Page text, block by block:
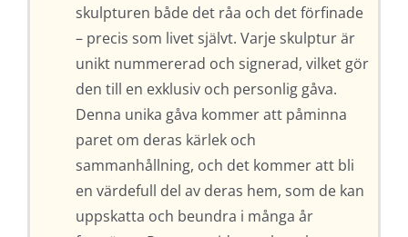
skulpturen både det råa och det förfinade
– precis som livet självt. Varje skulptur är
unikt nummererad och signerad, vilket gör
den till en exklusiv och personlig gåva.
Denna unika gåva kommer att påminna
paret om deras kärlek och
sammanhållning, och det kommer att bli
en värdefull del av deras hem, som de kan
uppskatta och beundra i många år